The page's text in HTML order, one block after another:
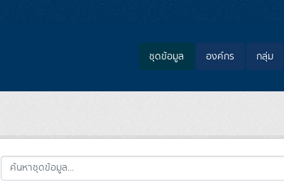
ชุดข้อมูล องค์กร กลุ่ม